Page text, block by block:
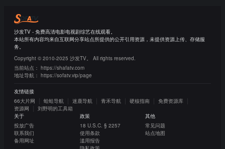
沙发TV - 免费高清电影电视剧综艺在线观看。
本站所有内容均来自互联网分享站点所提供的公开引用资源，未提供资源上传、存储服
务。
Copyright © 2010-2025 沙发TV。 All rights reserved.
当前站点： https://shafatv.com
地址导航： https://sofatv.vip/page
友情链接
66大片网
蛙蛙导航 迷鹿导航 青禾导航 硬核指南
免费资源库
资源网
刘野明的工具箱
关于
投放广告
联系我们
备用网址
政策
18 U.S.C. § 2257
使用条款
滥用报告
其他
常见问题
站点地图